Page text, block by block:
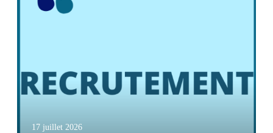
17 juillet 2026